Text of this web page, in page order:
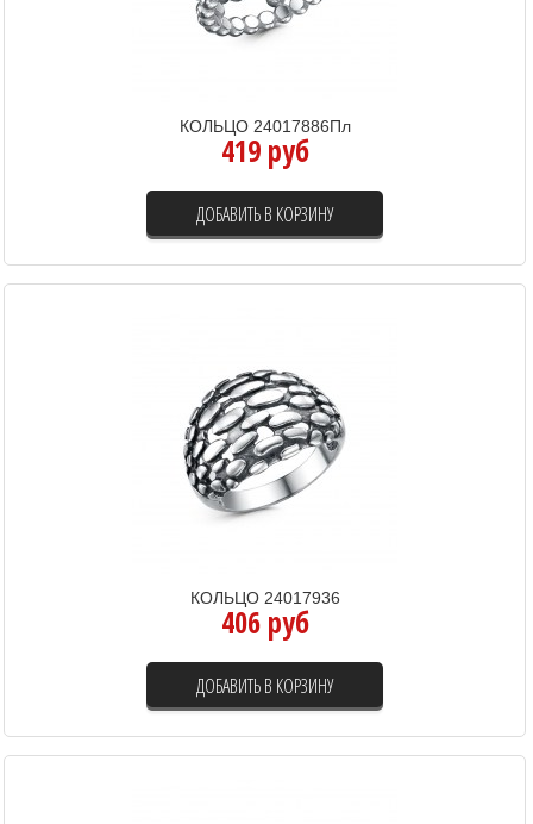
КОЛЬЦО 24017886Пл
419 руб
ДОБАВИТЬ В КОРЗИНУ
КОЛЬЦО 24017936
406 руб
ДОБАВИТЬ В КОРЗИНУ